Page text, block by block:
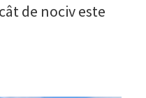
de nociv este